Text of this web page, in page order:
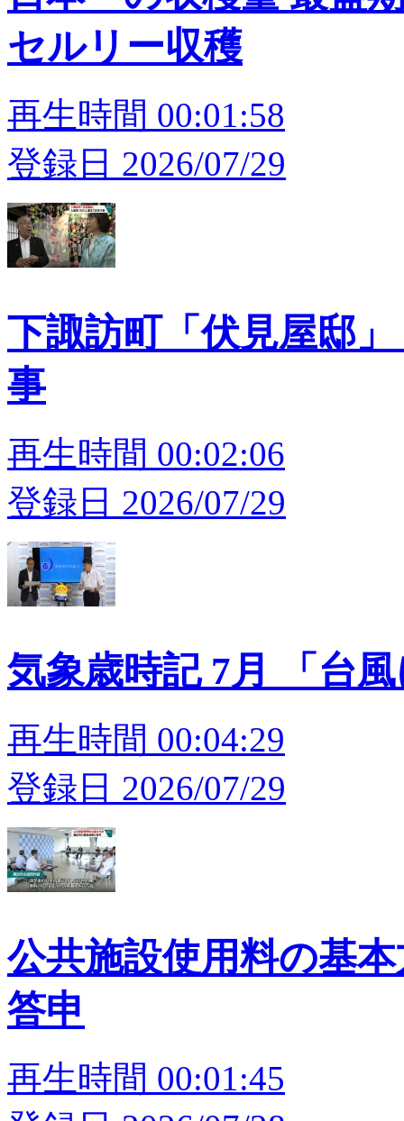
セルリー収穫
再生時間 00:01:58
登録日 2026/07/29
下諏訪町「伏見屋邸
事
再生時間 00:02:06
登録日 2026/07/29
気象歳時記 7月 「台
再生時間 00:04:29
登録日 2026/07/29
公共施設使用料の基
答申
再生時間 00:01:45